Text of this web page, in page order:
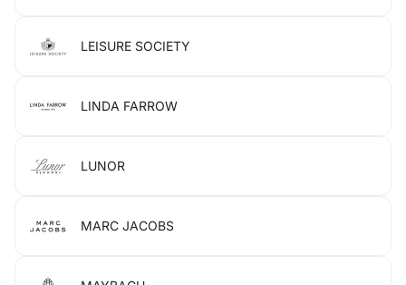
LEISURE SOCIETY
LINDA FARROW
LUNOR
MARC JACOBS